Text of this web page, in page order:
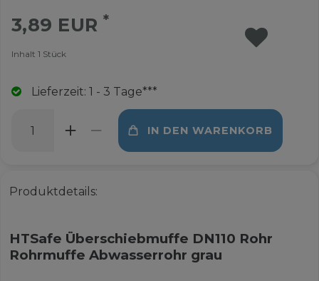
3,89 EUR*
Inhalt 1 Stück
Lieferzeit: 1 - 3 Tage***
IN DEN WARENKORB
Produktdetails:
HTSafe Überschiebmuffe DN110 Rohr
Rohrmuffe Abwasserrohr grau